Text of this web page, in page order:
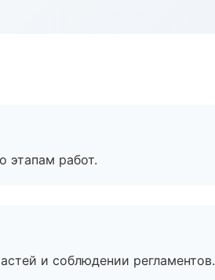
этапам работ.
и соблюдении регламентов.